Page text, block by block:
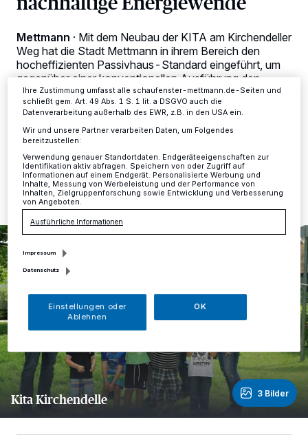
Mettmann · Mit dem Neubau der KITA am Kirchendeller
Weg hat die Stadt Mettmann in ihrem Bereich den
hocheffizienten Passivhaus-Standard eingeführt, um
gegenüber einer konventionellen Ausführung den
Heizenergiebedarf ökonomisch nachhaltig um 80
Prozent zu senken.
23.08.2015 , 15:43 Uhr Eine Minute Lesezeit
Kita Kirchendelle 3 Bilder
Zwecke. Wenn Tracker deaktiviert sind, sind manche Inhalte und
ändern oder Ihre Einwilligung zu widerrufen, indem Sie auf den Link
Einstellungen oder Ablehnen am unteren Rand der Webseite klicken.
Ihre Einstellungen gelten innerhalb unseres Website. Weitere
Informationen finden Sie in unserer Datenschutzerklärung.
Ihre Zustimmung umfasst alle schaufenster-mettmann.de-Seiten und
schließt gem. Art. 49 Abs. 1 S. 1 lit. a DSGVO auch die
Datenverarbeitung außerhalb des EWR, z.B. in den USA ein.
Wir und unsere Partner verarbeiten Daten, um Folgendes
bereitzustellen:
Verwendung genauer Standortdaten. Endgeräteeigenschaften zur
Identifikation aktiv abfragen. Speichern von oder Zugriff auf
Informationen auf einem Endgerät. Personalisierte Werbung und
Inhalte, Messung von Werbeleistung und der Performance von
Inhalten, Zielgruppenforschung sowie Entwicklung und Verbesserung
von Angeboten.
Ausführliche Informationen
Impressum
Datenschutz
Einstellungen oder
Ablehnen
OK